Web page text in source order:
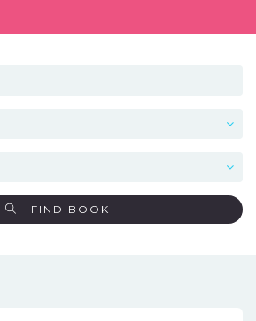
FIND BOOK